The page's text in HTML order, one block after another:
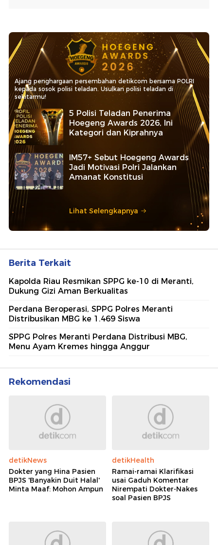
Ajang penghargaan persembahan detikcom bersama POLRI
kepada sosok polisi teladan. Usulkan polisi teladan di
sekitarmu!
5 Polisi Teladan Penerima
Hoegeng Awards 2026, Ini
Kategori dan Kiprahnya
IM57+ Sebut Hoegeng Awards
Jadi Motivasi Polri Jalankan
Amanat Konstitusi
Lihat Selengkapnya
Berita Terkait
Kapolda Riau Resmikan SPPG ke-10 di Meranti,
Dukung Gizi Aman Berkualitas
Perdana Beroperasi, SPPG Polres Meranti
Distribusikan MBG ke 1.469 Siswa
SPPG Polres Meranti Perdana Distribusi MBG,
Menu Ayam Kremes hingga Anggur
Rekomendasi
detikNews
Dokter yang Hina Pasien
BPJS 'Banyakin Duit Halal'
Minta Maaf: Mohon Ampun
detikHealth
Ramai-ramai Klarifikasi
usai Gaduh Komentar
Nirempati Dokter-Nakes
soal Pasien BPJS